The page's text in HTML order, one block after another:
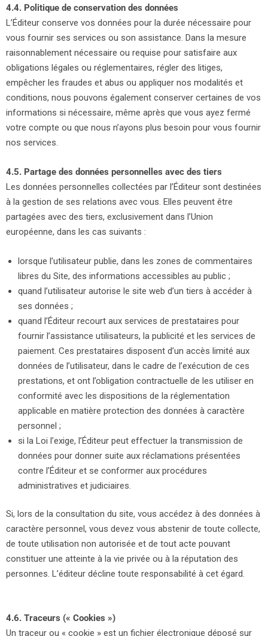
4.4. Politique de conservation des données
L’Éditeur conserve vos données pour la durée nécessaire pour
vous fournir ses services ou son assistance. Dans la mesure
raisonnablement nécessaire ou requise pour satisfaire aux
obligations légales ou réglementaires, régler des litiges,
empêcher les fraudes et abus ou appliquer nos modalités et
conditions, nous pouvons également conserver certaines de vos
informations si nécessaire, même après que vous ayez fermé
votre compte ou que nous n’ayons plus besoin pour vous fournir
nos services.
4.5. Partage des données personnelles avec des tiers
Les données personnelles collectées par l’Éditeur sont destinées
à la gestion de ses relations avec vous. Elles peuvent être
partagées avec des tiers, exclusivement dans l’Union
européenne, dans les cas suivants :
lorsque l’utilisateur publie, dans les zones de commentaires
libres du Site, des informations accessibles au public ;
quand l’utilisateur autorise le site web d’un tiers à accéder à
ses données ;
quand l’Éditeur recourt aux services de prestataires pour
fournir l’assistance utilisateurs, la publicité et les services de
paiement. Ces prestataires disposent d’un accès limité aux
données de l’utilisateur, dans le cadre de l’exécution de ces
prestations, et ont l’obligation contractuelle de les utiliser en
conformité avec les dispositions de la réglementation
applicable en matière protection des données à caractère
personnel ;
si la Loi l’exige, l’Éditeur peut effectuer la transmission de
données pour donner suite aux réclamations présentées
contre l’Éditeur et se conformer aux procédures
administratives et judiciaires.
Si, lors de la consultation du site, vous accédez à des données à
caractère personnel, vous devez vous abstenir de toute collecte,
de toute utilisation non autorisée et de tout acte pouvant
constituer une atteinte à la vie privée ou à la réputation des
personnes. L’éditeur décline toute responsabilité à cet égard.
4.6. Traceurs (« Cookies »)
Un traceur ou « cookie » est un fichier électronique déposé sur